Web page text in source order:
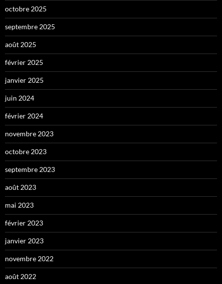
octobre 2025
septembre 2025
août 2025
février 2025
janvier 2025
juin 2024
février 2024
novembre 2023
octobre 2023
septembre 2023
août 2023
mai 2023
février 2023
janvier 2023
novembre 2022
août 2022